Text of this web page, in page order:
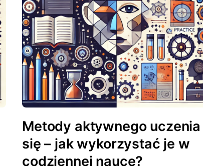
Metody aktywnego uczenia
się – jak wykorzystać je w
codziennej nauce?